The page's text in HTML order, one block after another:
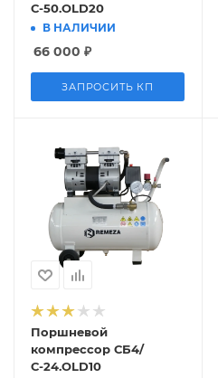
С-50.OLD20
В НАЛИЧИИ
66 000 ₽
ЗАПРОСИТЬ КП
Поршневой
компрессор СБ4/
С-24.OLD10